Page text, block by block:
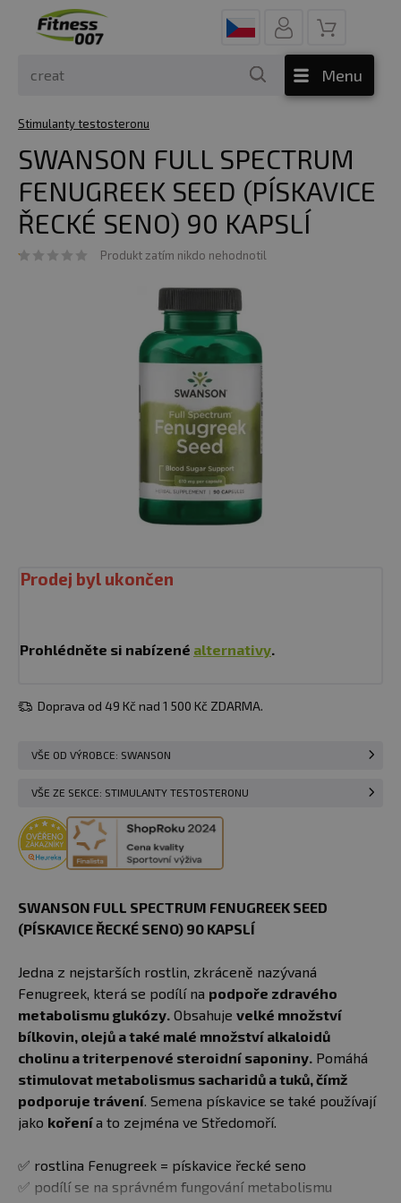
Menu
Stimulanty testosteronu
SWANSON FULL SPECTRUM
FENUGREEK SEED (PÍSKAVICE
ŘECKÉ SENO) 90 KAPSLÍ
Produkt zatím nikdo nehodnotil
Prodej byl ukončen
Prohlédněte si nabízené alternativy.
Doprava od 49 Kč nad 1 500 Kč ZDARMA.
VŠE OD VÝROBCE: SWANSON
VŠE ZE SEKCE: STIMULANTY TESTOSTERONU
SWANSON FULL SPECTRUM FENUGREEK SEED
(PÍSKAVICE ŘECKÉ SENO) 90 KAPSLÍ
Jedna z nejstarších rostlin, zkráceně nazývaná
Fenugreek, která se podílí na podpoře zdravého
metabolismu glukózy. Obsahuje velké množství
bílkovin, olejů a také malé množství alkaloidů
cholinu a triterpenové steroidní saponiny. Pomáhá
stimulovat metabolismus sacharidů a tuků, čímž
podporuje trávení. Semena pískavice se také používají
jako kořenía to zejména ve Středomoří.
✅ rostlina Fenugreek = pískavice řecké seno
✅ podílí se na správném fungování metabolismu